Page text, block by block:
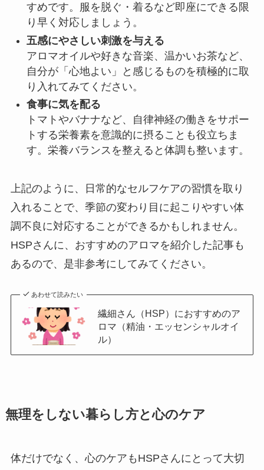
すめです。服を脱ぐ・着るなど即座にできる限
り早く対応しましょう。
五感にやさしい刺激を与える
アロマオイルや好きな音楽、温かいお茶など、
自分が「心地よい」と感じるものを積極的に取
り入れてみてください。
食事に気を配る
トマトやバナナなど、自律神経の働きをサポー
トする栄養素を意識的に摂ることも役立ちま
す。栄養バランスを整えると体調も整います。
上記のように、日常的なセルフケアの習慣を取り
入れることで、季節の変わり目に起こりやすい体
調不良に対応することができるかもしれません。
HSPさんに、おすすめのアロマを紹介した記事も
あるので、是非参考にしてみてください。
あわせて読みたい
繊細さん（HSP）におすすめのア
ロマ（精油・エッセンシャルオイ
ル）
無理をしない暮らし方と心のケア
体だけでなく、心のケアもHSPさんにとって大切